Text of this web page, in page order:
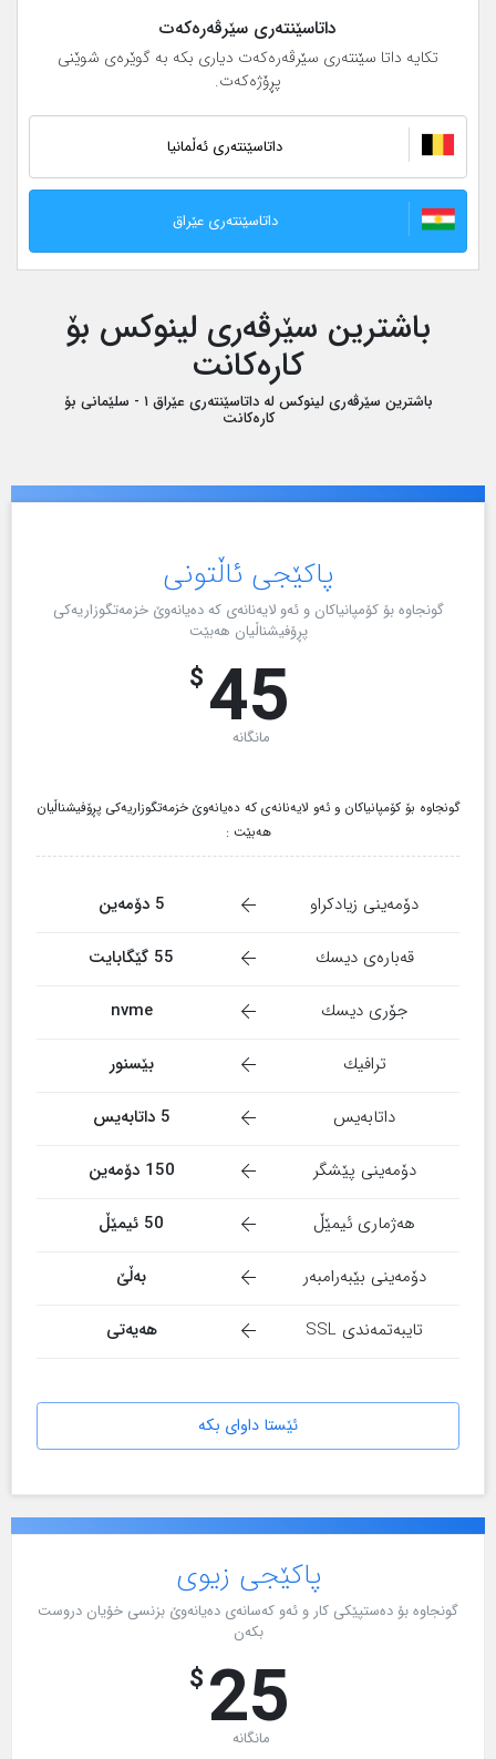
داتاسێنتەری سێرڤەرەکەت
تکایە داتا سێنتەری سێرڤەرەکەت دیاری بکە بە گوێرەی شوێنی
پڕۆژەکەت.
داتاسێنتەری ئەڵمانیا
داتاسێنتەری عێراق
باشترین سێرڤەری لینوکس بۆ
کارەکانت
باشترین سێرڤەری لینوکس لە داتاسێنتەری عێراق ١ - سلێمانی بۆ
کارەکانت
پاکێجی ئاڵتونی
گونجاوە بۆ کۆمپانیاکان و ئەو لایەنانەی کە دەیانەوێ خزمەتگوزاریەکی
پڕۆفیشناڵیان هەبێت
$45
مانگانە
گونجاوە بۆ کۆمپانیاکان و ئەو لایەنانەی کە دەیانەوێ خزمەتگوزاریەکی پڕۆفیشناڵیان
هەبێت :
دۆمەینی زیادکراو
5 دۆمەین
قەبارەی دیسك
55 گێگابایت
جۆری دیسك
nvme
ترافیك
بێسنور
داتابەیس
5 داتابەیس
دۆمەینی پێشگر
150 دۆمەین
هەژماری ئیمێڵ
50 ئیمێڵ
دۆمەینی بێبەرامبەر
بەڵێ
تایبەتمەندی SSL
هەیەتی
ئێستا داوای بکە
پاکێجی زیوی
گونجاوە بۆ دەستپێکی کار و ئەو کەسانەی دەیانەوێ بزنسی خۆیان دروست
بکەن
$25
مانگانە